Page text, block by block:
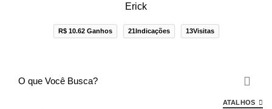
Erick
R$ 10.62 Ganhos 21Indicações 13Visitas
ATALHOS